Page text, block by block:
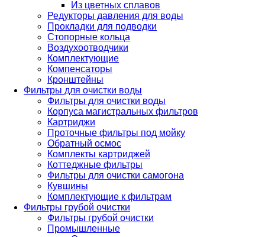
Из цветных сплавов
Редукторы давления для воды
Прокладки для подводки
Стопорные кольца
Воздухоотводчики
Комплектующие
Компенсаторы
Кронштейны
Фильтры для очистки воды
Фильтры для очистки воды
Корпуса магистральных фильтров
Картриджи
Проточные фильтры под мойку
Обратный осмос
Комплекты картриджей
Коттеджные фильтры
Фильтры для очистки самогона
Кувшины
Комплектующие к фильтрам
Фильтры грубой очистки
Фильтры грубой очистки
Промышленные